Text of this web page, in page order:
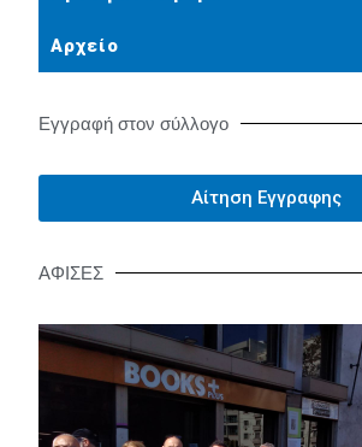
Αρχείο
Εγγραφή στον σύλλογο
Αίτηση Εγγραφης
ΑΦΙΣΕΣ